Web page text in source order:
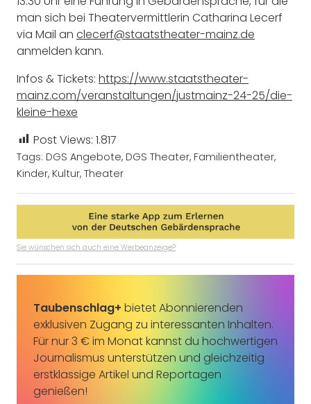
man sich bei Theatervermittlerin Catharina Lecerf
via Mail an clecerf@staatstheater-mainz.de
anmelden kann.
Infos & Tickets: https://www.staatstheater-
mainz.com/veranstaltungen/justmainz-24-25/die-
kleine-hexe
Post Views: 1.817
Tags: DGS Angebote, DGS Theater, Familientheater,
Kinder, Kultur, Theater
Sie wünschen sich auch eine Werbeanzeige?
Taubenschlag+ bietet Abonnierenden
exklusiven Zugang zu interessanten Inhalten.
Für nur 3 € im Monat kannst du hochwertigen
Journalismus unterstützen und gleichzeitig
erstklassige Artikel und Reportagen
genießen!